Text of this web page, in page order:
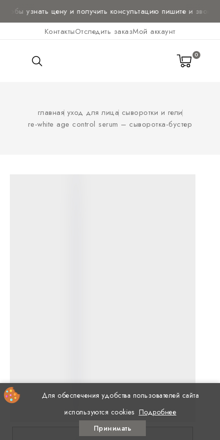
узнать цену иполучить консультациюпишите и звоните
КонтактыОтследить заказМой аккаунт
0
главная уход для лица сыворотки и гели
re-white age control serum – сыворотка-бустер
Для обеспечения удобства пользователей сайта
используются cookies Подробнее
Принимать